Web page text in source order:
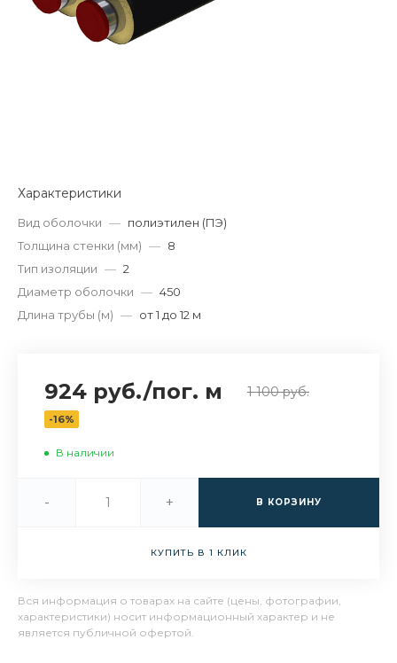
Характеристики
Вид оболочки — полиэтилен (ПЭ)
Толщина стенки (мм) — 8
Тип изоляции — 2
Диаметр оболочки — 450
Длина трубы (м) — от 1 до 12 м
924 руб./пог. м 1 100 руб.
-16%
В наличии
- + В КОРЗИНУ
КУПИТЬ В 1 КЛИК
Вся информация о товарах на сайте (цены, фотографии,
характеристики) носит информационный характер и не
является публичной офертой.